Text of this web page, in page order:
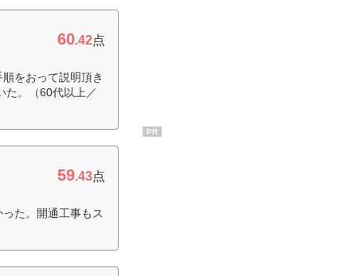
60.42点
をおって説明頂き
た。（60代以上／
59.43点
た。開通工事もス
PR